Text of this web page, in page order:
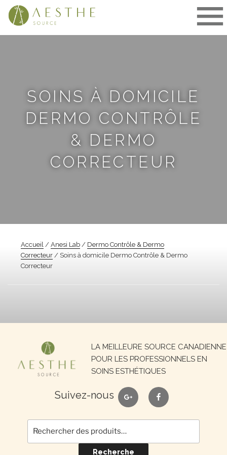
Aller
SOINS À DOMICILE
DERMO CONTRÔLE
& DERMO
CORRECTEUR
Accueil / Anesi Lab / Dermo Contrôle & Dermo
Correcteur / Soins à domicile Dermo Contrôle & Dermo
Correcteur
LA MEILLEURE SOURCE CANADIENNE
POUR LES PROFESSIONNELS EN
SOINS ESTHÉTIQUES
Suivez-nous google facebook
Recherche
pour :
Recherche